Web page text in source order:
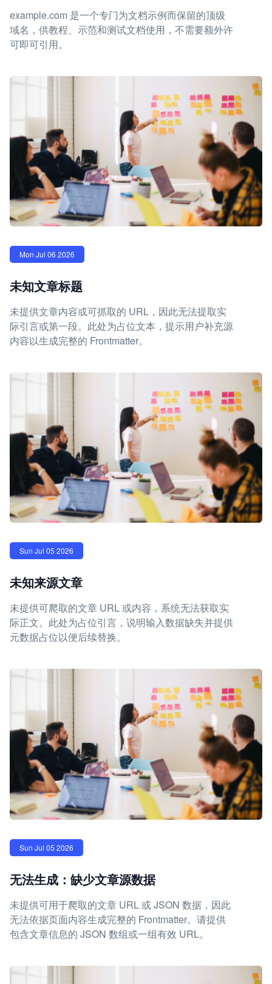
example.com 是一个专门为文档示例而保留的顶级
域名，供教程、示范和测试文档使用，不需要额外许
可即可引用。
Mon Jul 06 2026
未知文章标题
未提供文章内容或可抓取的 URL，因此无法提取实
际引言或第一段。此处为占位文本，提示用户补充源
内容以生成完整的 Frontmatter。
Sun Jul 05 2026
未知来源文章
未提供可爬取的文章 URL 或内容，系统无法获取实
际正文。此处为占位引言，说明输入数据缺失并提供
元数据占位以便后续替换。
Sun Jul 05 2026
无法生成：缺少文章源数据
未提供可用于爬取的文章 URL 或 JSON 数据，因此
无法依据页面内容生成完整的 Frontmatter。请提供
包含文章信息的 JSON 数组或一组有效 URL。